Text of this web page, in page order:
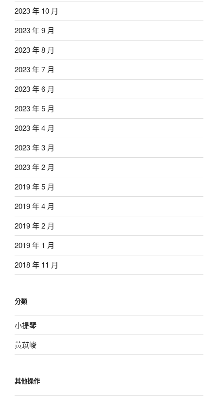
2023 年 10 月
2023 年 9 月
2023 年 8 月
2023 年 7 月
2023 年 6 月
2023 年 5 月
2023 年 4 月
2023 年 3 月
2023 年 2 月
2019 年 5 月
2019 年 4 月
2019 年 2 月
2019 年 1 月
2018 年 11 月
分類
小提琴
黃苡峻
其他操作